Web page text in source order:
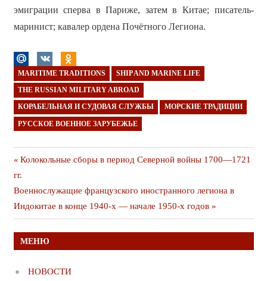
эмиграции сперва в Париже, затем в Китае; писатель-
маринист; кавалер ордена Почётного Легиона.
MARITIME TRADITIONS SHIP AND MARINE LIFE
THE RUSSIAN MILITARY ABROAD
КОРАБЕЛЬНАЯ И СУДОВАЯ СЛУЖБЫ МОРСКИЕ ТРАДИЦИИ
РУССКОЕ ВОЕННОЕ ЗАРУБЕЖЬЕ
Навигация
по
записям
Предыдущая
публикация
Колокольные сборы в период Северной войны 1700—1721
гг.
Следующая
публикация
Военнослужащие французского иностранного легиона в
Индокитае в конце 1940-х — начале 1950-х годов
МЕНЮ
НОВОСТИ